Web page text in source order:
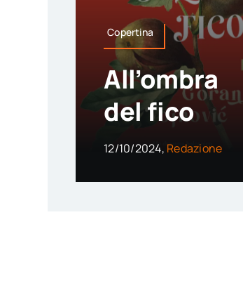
Copertina
All’ombra
del fico
12/10/2024, Redazione